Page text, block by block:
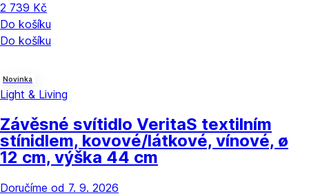
2 739 Kč
Do košíku
Do košíku
Novinka
Light & Living
Závěsné svítidlo VeritaS textilním
stínidlem, kovové/látkové, vínové, ø
12 cm, výška 44 cm
Doručíme od 7. 9. 2026